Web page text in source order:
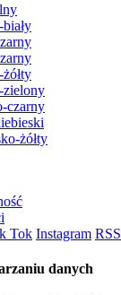
zielony
czarny
żółty
Tok Instagram RSS
danych